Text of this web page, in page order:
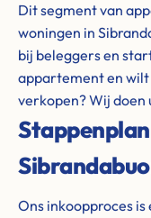
Dit segment van
woningen in
bij beleggers en
appartement en wilt
verkopen? Wij doen
Ons inkoopproces